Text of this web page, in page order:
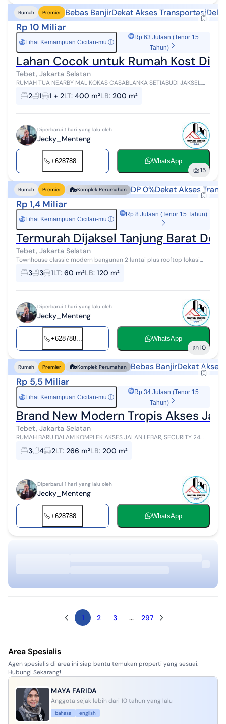
Rumah Premier Bebas BanjirDekat Akses Transportasi
Rp 10 Miliar
Rp Lihat Kemampuan Cicilan-mu ⓘ
Rp 63 Jutaan (Tenor 15
Tahun)
Lahan Cocok untuk Rumah Kost
Tebet, Jakarta Selatan
RUMAH TUA NEARBY MAL KOKAS CASABLANKA SETIABUDI JAKSEL.
LT: 400M (L.12,5m x 32m) LEGALITAS SHM (2 SHM) BEBAS BANJIR
LINGKUNGAN AMAN AKSES JALAN 2 ...
2 1 1 + 2LT: 400 m²LB: 200 m²
Diperbarui 1 hari yang lalu oleh
Jecky_Menteng
+628788... WhatsApp
15
Rumah Premier Komplek Perumahan DP 0%Dekat Akses
Rp 1,4 Miliar
Rp Lihat Kemampuan Cicilan-mu ⓘ
Rp 8 Jutaan (Tenor 15 Tahun)
Termurah Dijaksel Tanjung Barat
Tebet, Jakarta Selatan
Townhouse classic modern bangunan 2 lantai plus rooftop lokasi
sangat strategis dekat tol simatupang dan mall aeon jaksel. Lokasi :
Tanjung Bar...
3 3 1LT: 60 m²LB: 120 m²
Diperbarui 1 hari yang lalu oleh
Jecky_Menteng
+628788... WhatsApp
10
Rumah Premier Komplek Perumahan Bebas BanjirDekat
Rp 5,5 Miliar
Rp Lihat Kemampuan Cicilan-mu ⓘ
Rp 34 Jutaan (Tenor 15
Tahun)
Brand New Modern Tropis Akses
Tebet, Jakarta Selatan
RUMAH BARU DALAM KOMPLEK AKSES JALAN LEBAR, SECURITY 24
JAM. Komplek Cipinang Elok 2, Jatinegara, Jaktim. Luas tanah :
266m2 Ukuran tanah LxP (12 ...
3 4 2LT: 266 m²LB: 200 m²
Diperbarui 1 hari yang lalu oleh
Jecky_Menteng
+628788... WhatsApp
1 2 3 ... 297
Area Spesialis
Agen spesialis di area ini siap bantu temukan properti yang sesuai.
Hubungi Sekarang!
MAYA FARIDA
Anggota sejak lebih dari 10 tahun yang lalu
bahasa english